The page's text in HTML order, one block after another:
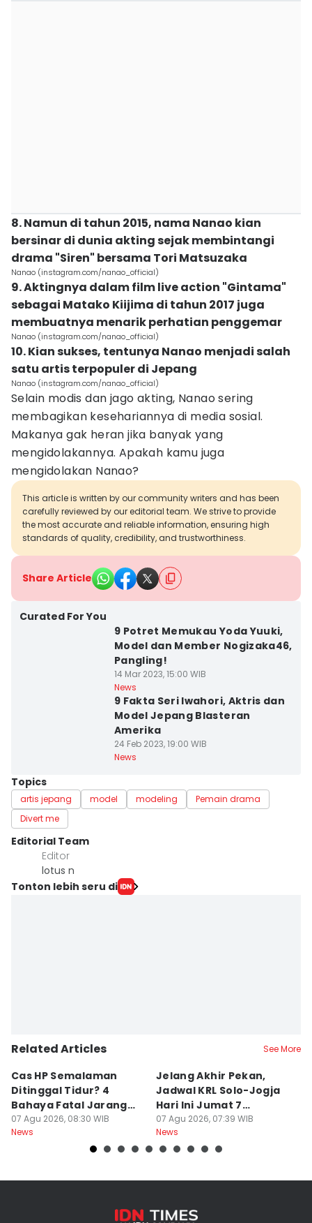
8. Namun di tahun 2015, nama Nanao kian
bersinar di dunia akting sejak membintangi
drama "Siren" bersama Tori Matsuzaka
Nanao (instagram.com/nanao_official)
9. Aktingnya dalam film live action "Gintama"
sebagai Matako Kiijima di tahun 2017 juga
membuatnya menarik perhatian penggemar
Nanao (instagram.com/nanao_official)
10. Kian sukses, tentunya Nanao menjadi salah
satu artis terpopuler di Jepang
Nanao (instagram.com/nanao_official)
Selain modis dan jago akting, Nanao sering
membagikan kesehariannya di media sosial.
Makanya gak heran jika banyak yang
mengidolakannya. Apakah kamu juga
mengidolakan Nanao?
This article is written by our community writers and has been
carefully reviewed by our editorial team. We strive to provide
the most accurate and reliable information, ensuring high
standards of quality, credibility, and trustworthiness.
Share Article
Curated For You
9 Potret Memukau Yoda Yuuki,
Model dan Member Nogizaka46,
Pangling!
14 Mar 2023, 15:00 WIB
News
9 Fakta Seri Iwahori, Aktris dan
Model Jepang Blasteran
Amerika
24 Feb 2023, 19:00 WIB
News
Topics
artis jepang model modeling
Pemain drama
Divert me
Editorial Team
Editor
lotus n
Tonton lebih seru di
Related Articles See More
Cas HP Semalaman
Ditinggal Tidur? 4
Bahaya Fatal Jarang
Disadari Pekerja Kantor
07 Agu 2026, 08:30 WIB
News
Jelang Akhir Pekan,
Jadwal KRL Solo-Jogja
Hari Ini Jumat 7
Agustus, Lengkap!
07 Agu 2026, 07:39 WIB
News